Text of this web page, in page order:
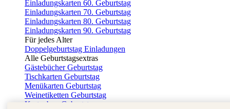
Einladungskarten 60. Geburtstag
Einladungskarten 70. Geburtstag
Einladungskarten 80. Geburtstag
Einladungskarten 90. Geburtstag
Für jedes Alter
Doppelgeburtstag Einladungen
Alle Geburtstagsextras
Gästebücher Geburtstag
Tischkarten Geburtstag
Menükarten Geburtstag
Weinetiketten Geburtstag
Kartenbox Geburtstag